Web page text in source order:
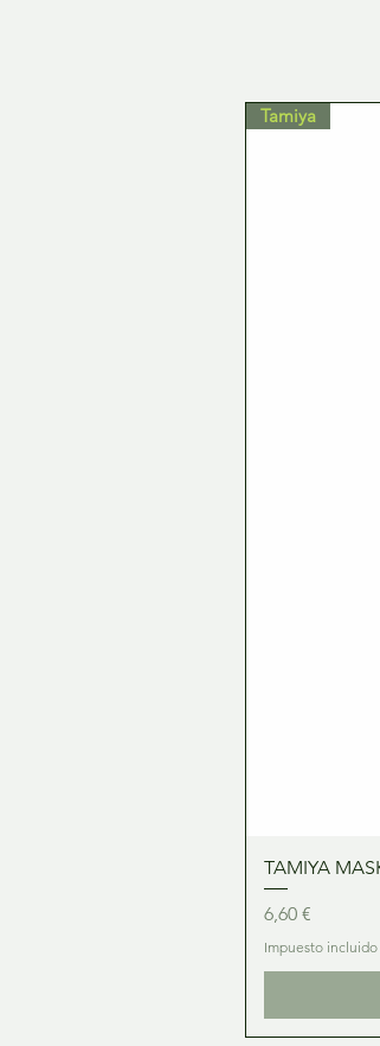
Tamiya
TAMIYA
Precio
6,60 €
Impuesto incluido